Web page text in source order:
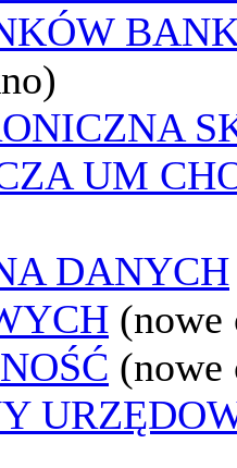
UM
DANYCH
(nowe
(nowe